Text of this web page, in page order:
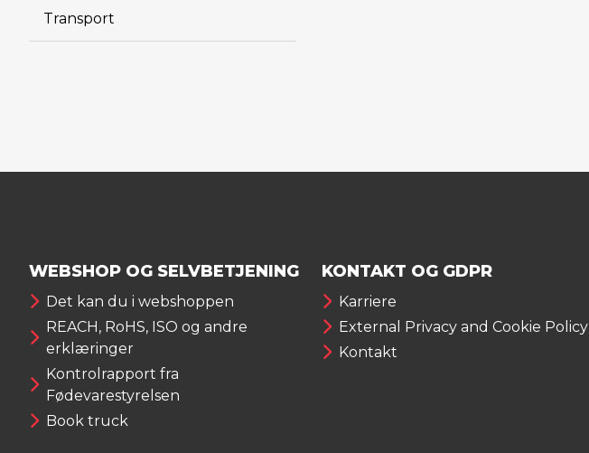
Transport
WEBSHOP OG SELVBETJENING
Det kan du i webshoppen
REACH, RoHS, ISO og andre
erklæringer
Kontrolrapport fra
Fødevarestyrelsen
Book truck
KONTAKT OG GDPR
Karriere
External Privacy and Cookie Policy
Kontakt